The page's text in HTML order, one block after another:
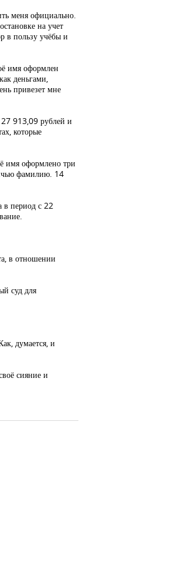
меня официально.
на учет
в пользу учёбы и
имя оформлен
деньгами,
привезет мне
27 913,09 рублей и
которые
имя оформлено три
фамилию. 14
в период с 22
в отношении
суд для
думается, и
сияние и